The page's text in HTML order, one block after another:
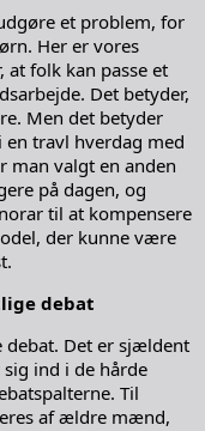
et problem, for
Her er vores
folk kan passe et
Det betyder,
Men det betyder
travl hverdag med
man valgt en anden
på dagen, og
til at kompensere
der kunne være
debat
debat. Det er sjældent
sig ind i de hårde
Til
af ældre mænd,